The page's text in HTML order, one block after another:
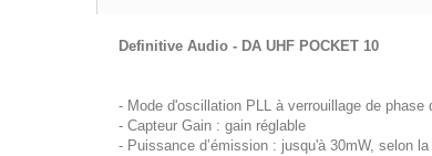
Definitive Audio - DA UHF POCKET 10
- Mode d'oscillation PLL à verrouillage de phase
- Capteur Gain : gain réglable
- Puissance d’émission : jusqu'à 30mW, selon la